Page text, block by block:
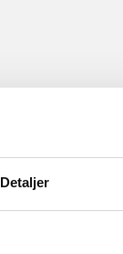
Detaljer